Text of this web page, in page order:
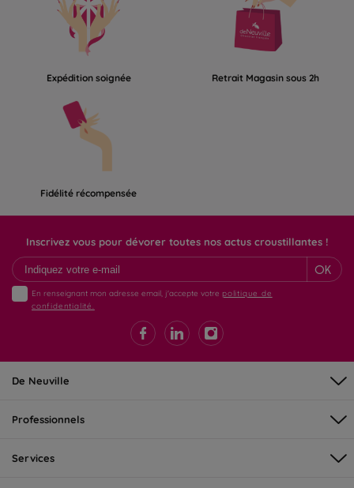
Expédition soignée Retrait Magasin sous 2h
Fidélité récompensée
Inscrivez vous pour dévorer toutes nos actus croustillantes !
OK
En renseignant mon adresse email, j'accepte votre politique de
confidentialité.
De Neuville
Professionnels
Services